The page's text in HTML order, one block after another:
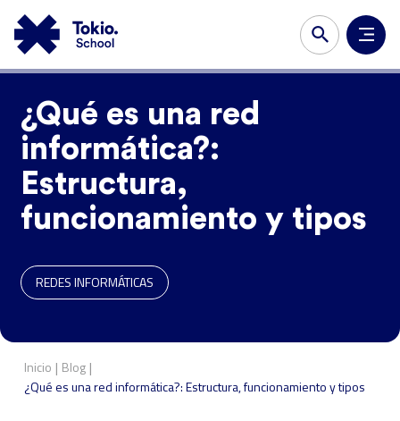
¿Qué es una red
informática?:
Estructura,
funcionamiento y tipos
REDES INFORMÁTICAS
Inicio | Blog |
¿Qué es una red informática?: Estructura, funcionamiento y tipos